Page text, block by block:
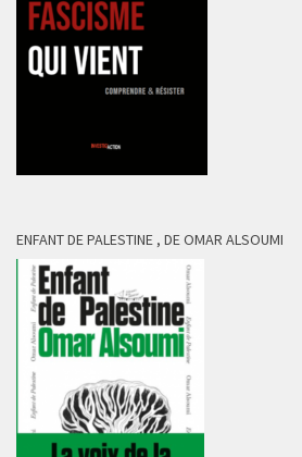
ENFANT DE PALESTINE , DE OMAR ALSOUMI